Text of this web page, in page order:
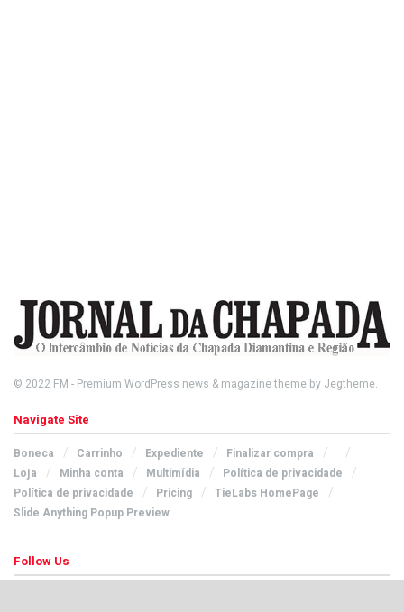
© 2022 FM - Premium WordPress news & magazine theme by Jegtheme.
Navigate Site
Boneca Carrinho Expediente
Finalizar compra
Loja
Minha conta Multimídia
Política de privacidade
Política de privacidade
Pricing
TieLabs HomePage
Slide Anything Popup Preview
Follow Us